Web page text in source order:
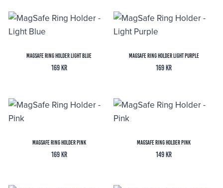
MagSafe Ring Holder Light Blue
169 kr
MagSafe Ring Holder Light Purple
169 kr
MagSafe Ring Holder Pink
169 kr
MagSafe Ring Holder Pink
149 kr